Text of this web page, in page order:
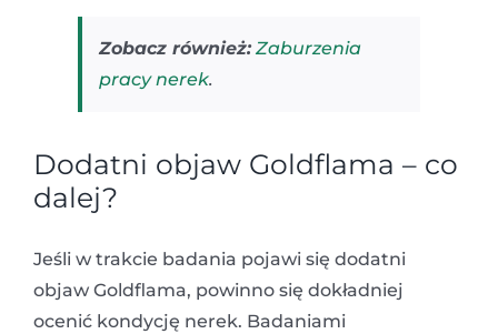
Zobacz również: Zaburzenia
pracy nerek.
Dodatni objaw Goldflama – co
dalej?
Jeśli w trakcie badania pojawi się dodatni
objaw Goldflama, powinno się dokładniej
ocenić kondycję nerek. Badaniami